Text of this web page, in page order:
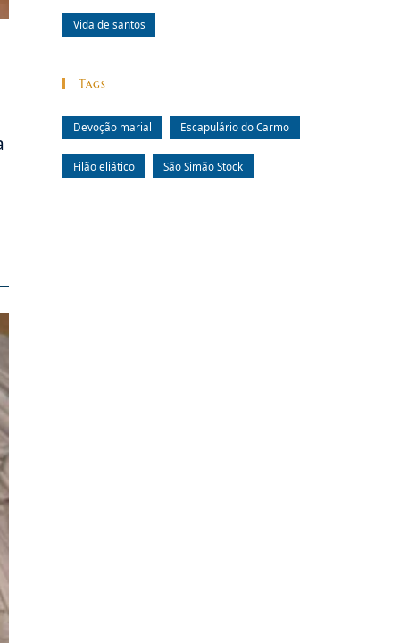
Vida de santos
Tags
Devoção marial Escapulário do Carmo
Filão eliático São Simão Stock